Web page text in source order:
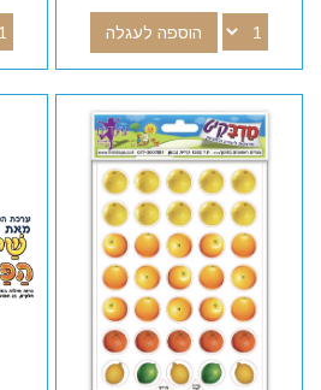
הוספה לעגלה